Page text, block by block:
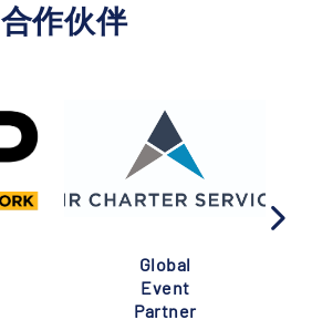
合作伙伴
Global
Event
Partner